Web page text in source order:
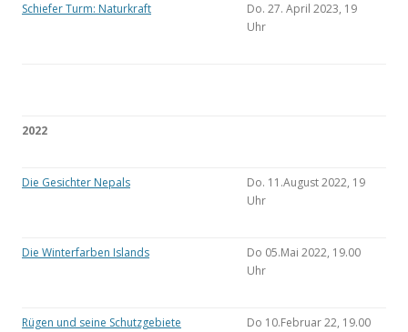
Schiefer Turm: Naturkraft
Do. 27. April 2023, 19
Uhr
2022
Die Gesichter Nepals
Do. 11.August 2022, 19
Uhr
Die Winterfarben Islands
Do 05.Mai 2022, 19.00
Uhr
Rügen und seine Schutzgebiete
Do 10.Februar 22, 19.00